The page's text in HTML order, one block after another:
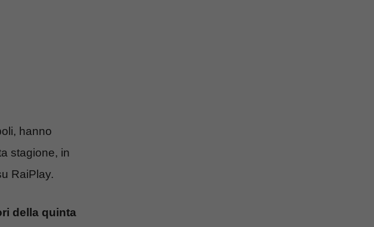
hanno
stagione, in
RaiPlay.
della quinta